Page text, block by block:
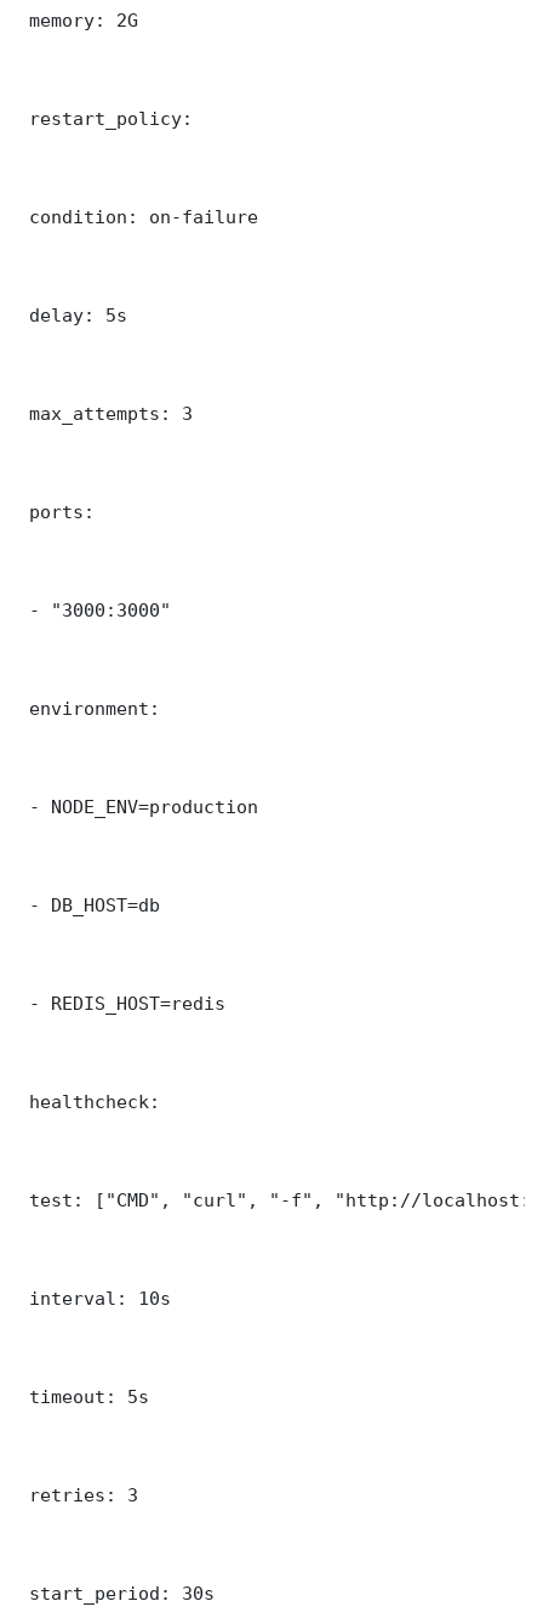
memory: 2G
restart_policy:
condition: on-failure
delay: 5s
max_attempts: 3
ports:
- "3000:3000"
environment:
- NODE_ENV=production
- DB_HOST=db
- REDIS_HOST=redis
healthcheck:
test: ["CMD", "curl", "-f", "http://
interval: 10s
timeout: 5s
retries: 3
start_period: 30s